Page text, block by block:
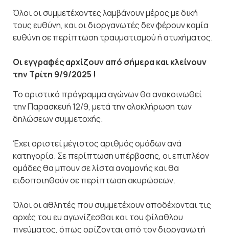
Όλοι οι συμμετέχοντες λαμβάνουν μέρος με δική
τους ευθύνη, και οι διοργανωτές δεν φέρουν καμία
ευθύνη σε περίπτωση τραυματισμού ή ατυχήματος.
Οι εγγραφές αρχίζουν από σήμερα και κλείνουν
την Τρίτη 9/9/2025 !
Το οριστικό πρόγραμμα αγώνων θα ανακοινωθεί
την Παρασκευή 12/9, μετά την ολοκλήρωση των
δηλώσεων συμμετοχής.
Έχει οριστεί μέγιστος αριθμός ομάδων ανά
κατηγορία. Σε περίπτωση υπέρβασης, οι επιπλέον
ομάδες θα μπουν σε λίστα αναμονής και θα
ειδοποιηθούν σε περίπτωση ακυρώσεων.
Όλοι οι αθλητές που συμμετέχουν αποδέχονται τις
αρχές του ευ αγωνίζεσθαι και του φίλαθλου
πνεύματος, όπως ορίζονται από τον διοργανωτή